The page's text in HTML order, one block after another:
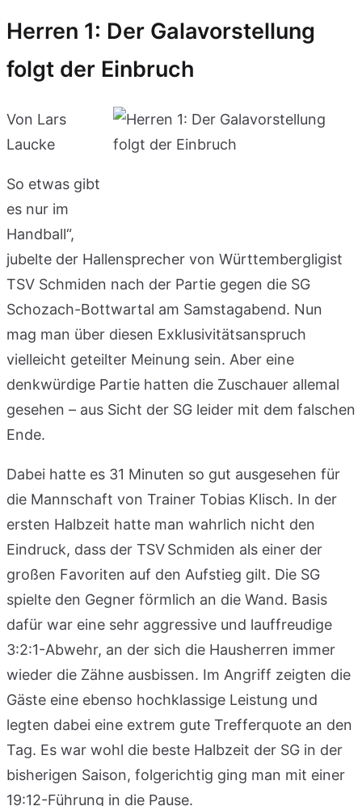
Herren 1: Der Galavorstellung
folgt der Einbruch
Von Lars
Laucke
So etwas gibt
es nur im
Handball“,
jubelte der Hallensprecher von Württembergligist
TSV Schmiden nach der Partie gegen die SG
Schozach-Bottwartal am Samstagabend. Nun
mag man über diesen Exklusivitätsanspruch
vielleicht geteilter Meinung sein. Aber eine
denkwürdige Partie hatten die Zuschauer allemal
gesehen – aus Sicht der SG leider mit dem falschen
Ende.
Dabei hatte es 31 Minuten so gut ausgesehen für
die Mannschaft von Trainer Tobias Klisch. In der
ersten Halbzeit hatte man wahrlich nicht den
Eindruck, dass der TSV Schmiden als einer der
großen Favoriten auf den Aufstieg gilt. Die SG
spielte den Gegner förmlich an die Wand. Basis
dafür war eine sehr aggressive und lauffreudige
3:2:1-Abwehr, an der sich die Hausherren immer
wieder die Zähne ausbissen. Im Angriff zeigten die
Gäste eine ebenso hochklassige Leistung und
legten dabei eine extrem gute Trefferquote an den
Tag. Es war wohl die beste Halbzeit der SG in der
bisherigen Saison, folgerichtig ging man mit einer
19:12-Führung in die Pause.